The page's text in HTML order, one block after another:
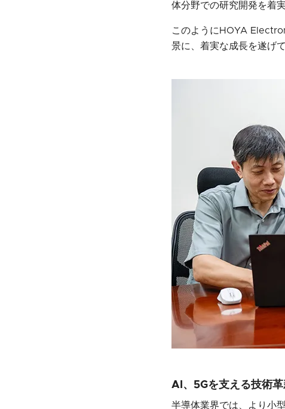
体分野での研究開発を着
このようにHOYA
景に、着実な成長を遂げて
AI、5Gを支える技術革
半導体業界では、より小